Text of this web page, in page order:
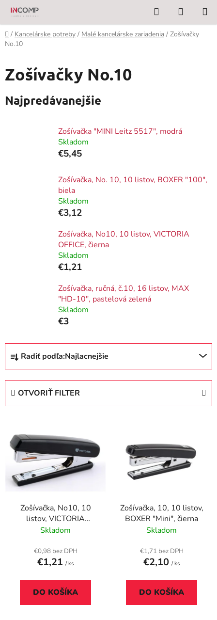
Prejsť
obsah
Hľadať
KOŠÍK
Domov
/ Kancelárske potreby / Malé kancelárske zariadenia / Zošívačky
No.10
Zošívačky No.10
Najpredávanejšie
Zošívačka "MINI Leitz 5517", modrá
Skladom
€5,45
Zošívačka, No. 10, 10 listov, BOXER "100",
biela
Skladom
€3,12
Zošívačka, No10, 10 listov, VICTORIA
OFFICE, čierna
Skladom
€1,21
Zošívačka, ručná, č.10, 16 listov, MAX
"HD-10", pastelová zelená
Skladom
€3
R
d
p
u
Radiť podľa:Najlacnejšie
OTVORIŤ FILTER
p
p
Zošívačka, No10, 10
listov, VICTORIA
OFFICE, čierna
Skladom
€0,98 bez DPH
€1,21 / ks
DO KOŠÍKA
Zošívačka, 10, 10 listov,
BOXER "Mini", čierna
Skladom
€1,71 bez DPH
€2,10 / ks
DO KOŠÍKA